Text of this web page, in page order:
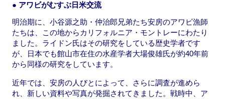
● アワビがむすぶ日米交流
明治期に、小谷源之助・仲治郎兄弟たち安房のアワビ漁師
たちは、この地からカリフォルニア・モントレーにわたり
ました。ライドン氏はその研究をしている歴史学者です
が、日本でも館山市在住の水産学者大場俊雄氏が約40年前
から同様の研究をしています。
近年では、安房の人びとによって、さらに調査が進めら
れ、新しい資料や写真が発掘されてきました。戦時中、ア